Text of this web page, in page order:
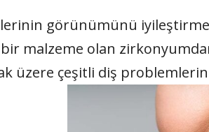
görünümünü
bir malzeme olan
üzere çeşitli diş